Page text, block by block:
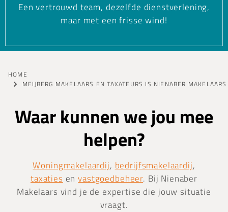
Een vertrouwd team, dezelfde dienstverlening,
maar met een frisse wind!
HOME
MEIJBERG MAKELAARS EN TAXATEURS IS NIENABER MAKELAARS
Waar kunnen we jou mee
helpen?
Woningmakelaardij, bedrijfsmakelaardij,
taxaties envastgoedbeheer. Bij Nienaber
Makelaars vind je de expertise die jouw situatie
vraagt.